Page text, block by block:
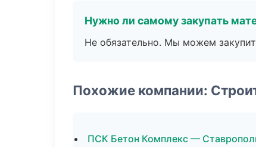
Нужно ли самому закупать
Не обязательно. Мы можем
Похожие компании:
ПСК Бетон Комплекс —